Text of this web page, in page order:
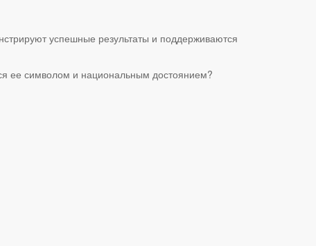
успешные результаты и поддерживаются
ее символом и национальным достоянием?